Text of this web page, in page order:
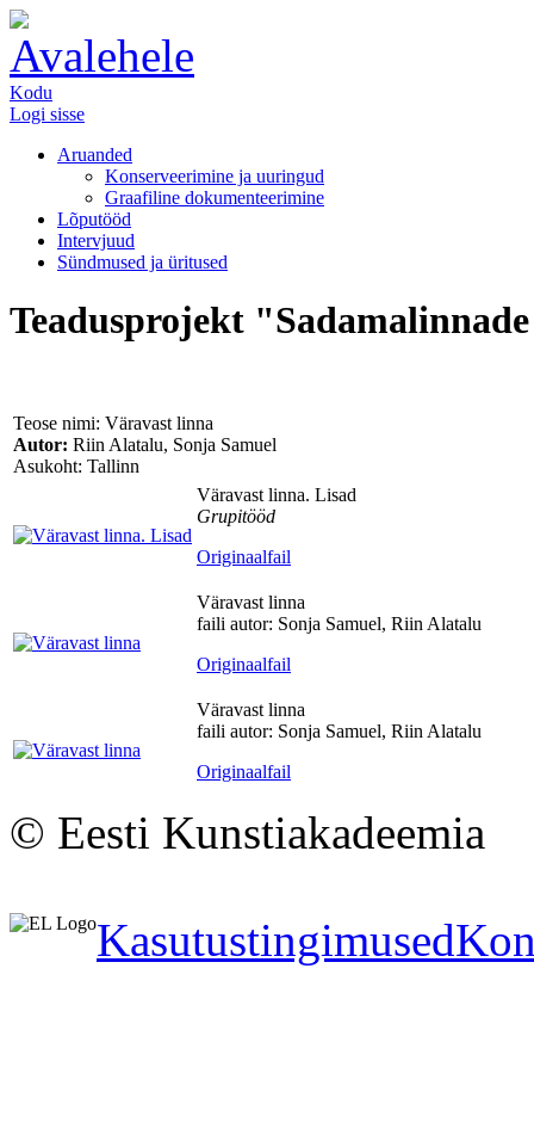
Kodu
Logi sisse
Aruanded
Konserveerimine ja uuringud
Graafiline dokumenteerimine
Lõputööd
Intervjuud
Sündmused ja üritused
Teadusprojekt
Teose nimi: Väravast linna
Autor: Riin Alatalu, Sonja Samuel
Asukoht: Tallinn
Väravast linna. Lisad
Grupitööd
Originaalfail
Väravast linna
faili autor: Sonja Samuel, Riin Alatalu
Originaalfail
Väravast linna
faili autor: Sonja Samuel, Riin Alatalu
Originaalfail
© Eesti Kunstiakadeemia
Kasutustingimused